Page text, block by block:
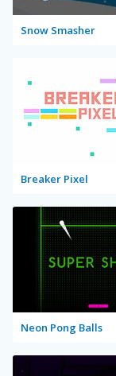
Snow Smasher
Breaker Pixel
Neon Pong Balls